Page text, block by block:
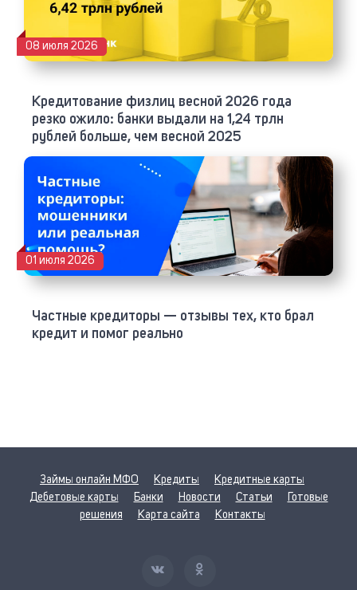
Кредитование физлиц весной 2026 года
резко ожило: банки выдали на 1,24 трлн
рублей больше, чем весной 2025
08 июля 2026
Частные кредиторы — отзывы тех, кто брал
кредит и помог реально
01 июля 2026
Займы онлайн МФО Кредиты
Кредитные карты
Дебетовые карты
Банки Новости Статьи
Готовые
решения
Карта сайта Контакты